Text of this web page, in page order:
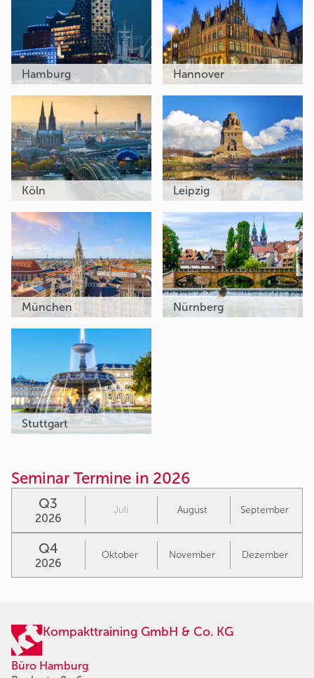
Hamburg Hannover
Köln Leipzig
München Nürnberg
Stuttgart
Seminar Termine in 2026
Q3
2026
Juli August September
Q4
2026
Oktober November Dezember
Kompakttraining GmbH & Co. KG
Büro Hamburg